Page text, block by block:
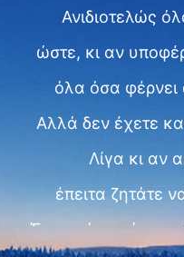
Ανιδιοτελώς
ώστε, κι αν
όλα όσα φέρνει
Αλλά δεν έχετε
Λίγα κι αν
έπειτα ζητάτε
Έναν κόκκο άμμου